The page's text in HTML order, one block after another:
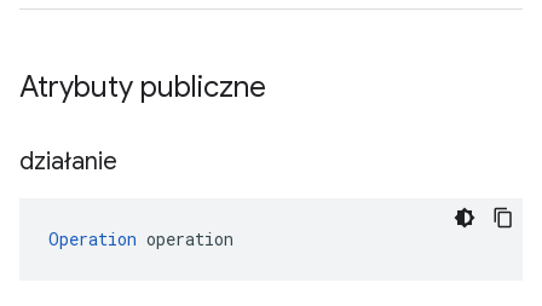
Atrybuty publiczne
działanie
Operation operation